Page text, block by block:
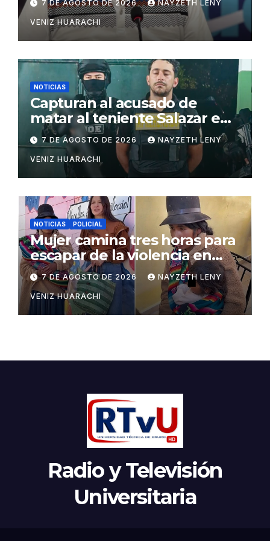
7 DE AGOSTO DE 2026 NAYZETH LENY
VENIZ HUARACHI
NOTICIAS
Capturan al acusado de
matar al teniente Salazar en
San Matías
7 DE AGOSTO DE 2026 NAYZETH LENY
VENIZ HUARACHI
NOTICIAS POLICIAL
Mujer camina tres horas para
escapar de la violencia en
Potosí
7 DE AGOSTO DE 2026 NAYZETH LENY
VENIZ HUARACHI
Radio y Televisión
Universitaria